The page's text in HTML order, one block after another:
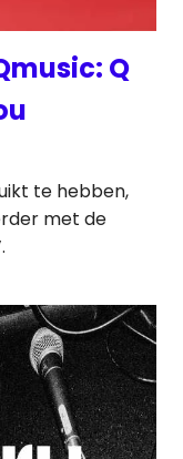
Q
te hebben,
met de